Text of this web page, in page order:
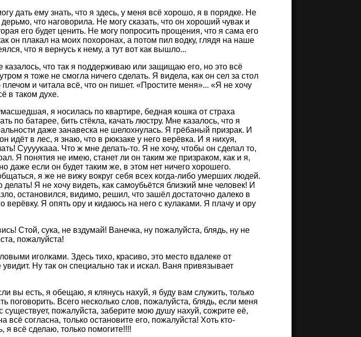
дать ему знать, что я здесь, у меня всё хорошо, я в порядке. Не
что наговорила. Не могу сказать, что он хороший чувак и
его будет ценить. Не могу попросить прощения, что я сама его
он плакал на моих похоронах, а потом пил водку, глядя на наше
что я вернусь к нему, а тут вот как вышло...
что так я поддерживаю или защищаю его, но это всё
я тоже не смогла ничего сделать. Я видела, как он сел за стол
и читала всё, что он пишет. «Простите меня»... «Я не хочу
в таком духе.
я носилась по квартире, бедная кошка от страха
по батарее, бить стёкла, качать люстру. Мне казалось, что я
даже занавеска не шелохнулась. Я грёбаный призрак. И
идёт в лес, я знаю, что в рюкзаке у него верёвка. И я нихуя,
Суууукааа. Что ж мне делать-то. Я не хочу, чтобы он сделал то,
Я понятия не имею, станет ли он таким же призраком, как и я,
даже если он будет таким же, в этом нет ничего хорошего.
я же не вижу вокруг себя всех когда-либо умерших людей.
Я не хочу видеть, как самоубьётся близкий мне человек! И
остановился, видимо, решил, что зашёл достаточно далеко в
верёвку. Я опять ору и кидаюсь на него с кулаками. Я плачу и ору
Стой, сука, не вздумай! Ванечка, ну пожалуйста, блядь, ну не
пожалуйста!
иголками. Здесь тихо, красиво, это место вдалеке от
Ну так он специально так и искал. Ваня привязывает
вы есть, я обещаю, я клянусь нахуй, я буду вам служить, только
поговорить. Всего несколько слов, пожалуйста, блядь, если меня
существует, пожалуйста, заберите мою душу нахуй, сожрите её,
всё согласна, только остановите его, пожалуйста! Хоть кто-
я всё сделаю, только помогите!!!!